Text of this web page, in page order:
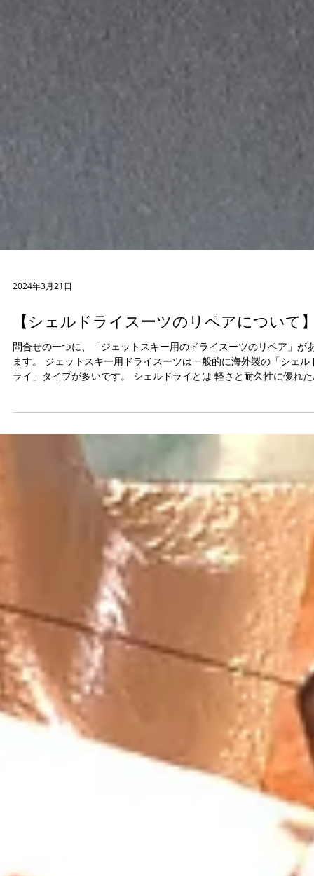
【シェルドライスーツのリペアについて
問合せの一つに、「ジェットスキー用のドライスーツのリペア」が
ます。 ジェットスキー用ドライスーツは一般的に海外製の「シェル
ライ」タイプが多いです。 シェルドライとは 軽さと耐久性に優れ
ライスーツの一種です。 伸縮性のないファブリック素材でできてお
り、素材自体が薄く...